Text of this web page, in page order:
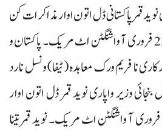
نوید قمر پاکستانی ڈل اتون اوار مذاکرات کن
واشنگٹن آ راہی مس ہرا جو 23 فروری آ واشنگٹن اٹ مریک۔ پاکستان و
نا فریم ورک معاہدہ (ٹیفا) ونسل نا رد
وزیر واپاری نوید قمر ڈل اتون اوار
واشنگٹن آ راہی مس ہرا 23 فروری آ واشنگٹن اٹ مریک۔ نوید قمر تینا